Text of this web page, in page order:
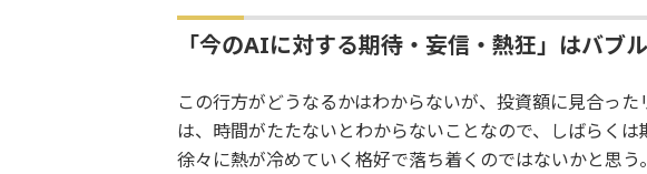
「今のAIに対する期待・妄信・熱狂」はバブ
この行方がどうなるかはわからないが、投資額に見合っ
は、時間がたたないとわからないことなので、しばらく
徐々に熱が冷めていく格好で落ち着くのではないかと思